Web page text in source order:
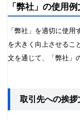
「弊社」の使用例
「弊社」を適切に使
を大きく向上させるこ
文を通じて、「弊社」
取引先への挨拶